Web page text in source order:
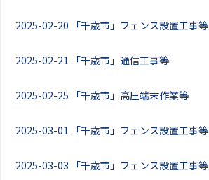
2025-02-20 「千歳市」フェンス設置工事等
2025-02-21 「千歳市」通信工事等
2025-02-25 「千歳市」高圧端末作業等
2025-03-01 「千歳市」フェンス設置工事等
2025-03-03 「千歳市」フェンス設置工事等